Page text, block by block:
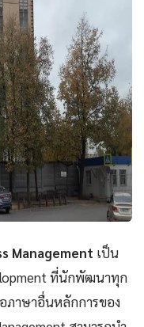
Management เป็น
ที่นักพัฒนาทุก
ภาษาอื่นหลักการของ